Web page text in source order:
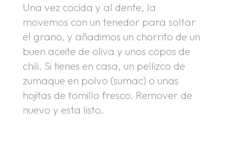
Una vez cocida y al dente, la
movemos con un tenedor para soltar
el grano, y añadimos un chorrito de un
buen aceite de oliva y unos copos de
chili. Si tienes en casa, un pellizco de
zumaque en polvo (sumac) o unas
hojitas de tomillo fresco. Remover de
nuevo y esta listo.